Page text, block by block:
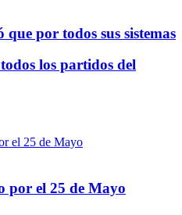
por todos sus sistemas
los partidos del
por el 25 de Mayo